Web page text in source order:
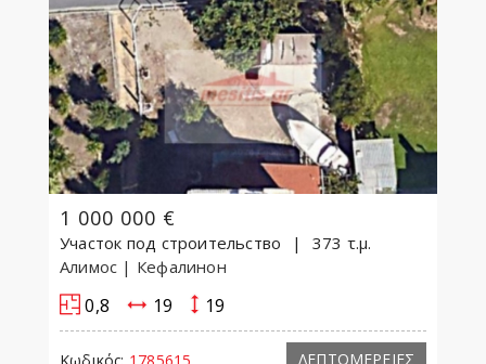
1 000 000 €
Участок под строительство
373 τ.μ.
Алимос | Кефалинон
0,8 19 19
ΛΕΠΤΟΜΕΡΕΙΕΣ